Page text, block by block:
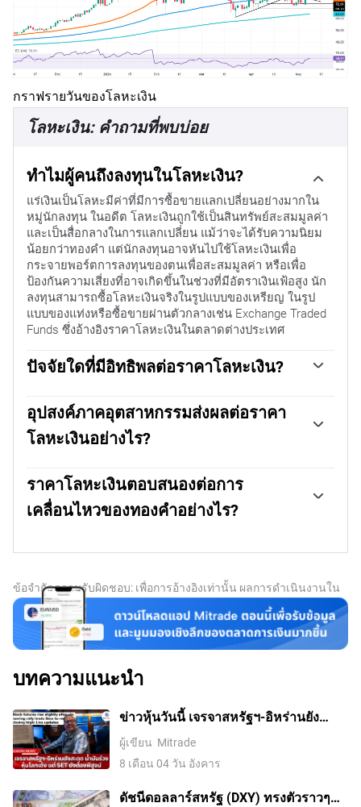
กราฟรายวันของโลหะเงิน
โลหะเงิน: คำถามที่พบบ่อย
ทําไมผู้คนถึงลงทุนในโลหะเงิน?
แร่เงินเป็นโลหะมีค่าที่มีการซื้อขายแลกเปลี่ยนอย่างมากใน
หมู่นักลงทุน ในอดีต โลหะเงินถูกใช้เป็นสินทรัพย์สะสมมูลค่า
และเป็นสื่อกลางในการแลกเปลี่ยน แม้ว่าจะได้รับความนิยม
น้อยกว่าทองคํา แต่นักลงทุนอาจหันไปใช้โลหะเงินเพื่อ
กระจายพอร์ตการลงทุนของตนเพื่อสะสมมูลค่า หรือเพื่อ
ป้องกันความเสี่ยงที่อาจเกิดขึ้นในช่วงที่มีอัตราเงินเฟ้อสูง นัก
ลงทุนสามารถซื้อโลหะเงินจริงในรูปแบบของเหรียญ ในรูป
แบบของแท่งหรือซื้อขายผ่านตัวกลางเช่น Exchange Traded
Funds ซึ่งอ้างอิงราคาโลหะเงินในตลาดต่างประเทศ
ปัจจัยใดที่มีอิทธิพลต่อราคาโลหะเงิน?
ความไม่แน่นอนทางภูมิรัฐศาสตร์หรือความกลัวต่อภาวะ
เศรษฐกิจถดถอยรุนแรงอาจทําให้ราคาโลหะเงินเพิ่มขึ้นจาก
สถานะสินทรัพย์ปลอดภัย แม้ว่าจะได้รับความสนใจน้อยกว่า
โลหะเงินมีแนวโน้มที่จะเพิ่มขึ้นเมื่ออัตราดอกเบี้ยลดลง การ
เคลื่อนไหวของโลหะเงินยังขึ้นอยู่กับพฤติกรรมของดอลลาร์
สหรัฐ (USD) เพราะสินทรัพย์โลหะเงินซื้อขายด้วยราคาเป็น
ดอลลาร์ (XAGUSD) ดอลลาร์ที่แข็งค่ามีแนวโน้มที่จะรักษา
ผลักดันราคาโลหะเงินให้สูงขึ้น ปัจจัยอื่นๆ เช่น อุปสงค์การ
อัตราการนำกลับมาใช้ก็อาจส่งผลต่อราคาโลหะเงินได้เช่นกัน
อุปสงค์ภาคอุตสาหกรรมส่งผลต่อราคา
โลหะเงินอย่างไร?
เฉพาะอย่างยิ่งในภาคส่วนต่างๆ เช่น อิเล็กทรอนิกส์หรือ
พลังงานแสงอาทิตย์ เนื่องจากโลหะเงินสามารถนําไฟฟ้าได้สูง
ที่สุดชนิดหนึ่งเมื่อเทียบกับโลหะทั้งหมด มากกว่าทองแดงและ
โลหะเงิน ในสหรัฐฯ และโดยเฉพาะอย่างยิ่งจีน ภาค
อุตสาหกรรมขนาดใหญ่ของพวกเขาใช้โลหะเงินใน
กระบวนการต่างๆ ในอินเดีย ความต้องการโลหะมีค่าของผู้
บริโภคเพื่อเอาไปสร้างเครื่องประดับก็มีบทบาทสําคัญในกา
รกําหนดราคาโลหะเงินเช่นกัน
ราคาโลหะเงินตอบสนองต่อการ
เคลื่อนไหวของทองคําอย่างไร?
เมื่อราคาทองคําสูงขึ้น โลหะเงินมักจะเคลื่อนไหวามความ
ในฐานะสินทรัพย์ปลอดภัยที่มีความคล้ายคลึงกัน อัตราส่วน
เปรียบเทียบทองคําและโลหะเงินจะให้ข้อมูลของจํานวนออนซ์
ของโลหะเงินที่จําเป็นเพื่อให้เท่ากับมูลค่าของทองคําหนึ่ง
ออนซ์ อัตราส่วนเปรียบทียบนี้อาจช่วยในการกําหนดการ
ประเมินมูลค่าสัมพัทธ์ระหว่างโลหะทั้งสอง นักลงทุนบางคน
มีมูลค่าต่ำเกินไป หรือทองคํามีมูลค่าสูงเกินไป ในทางตรงกัน
เทียบกับโลหะเงิน
ข้อจำกัดความรับผิดชอบ: เพื่อการอ้างอิงเท่านั้น ผลการดำเนินงานใน
อดีตไม่ได้บ่งบอกถึงผลลัพธ์ในอนาคต
บทความแนะนำ
ข่าวหุ้นวันนี้ เจรจาสหรัฐฯ-อิหร่านยัง
สะดุด น้ำมันร่วง หุ้นโลกเด้ง แต่ SET ยัง
ต้องพิสูจน์
ผู้เขียน Mitrade
8 เดือน 04 วัน อังคาร
ดัชนีดอลลาร์สหรัฐ (DXY) ทรงตัวราวๆ